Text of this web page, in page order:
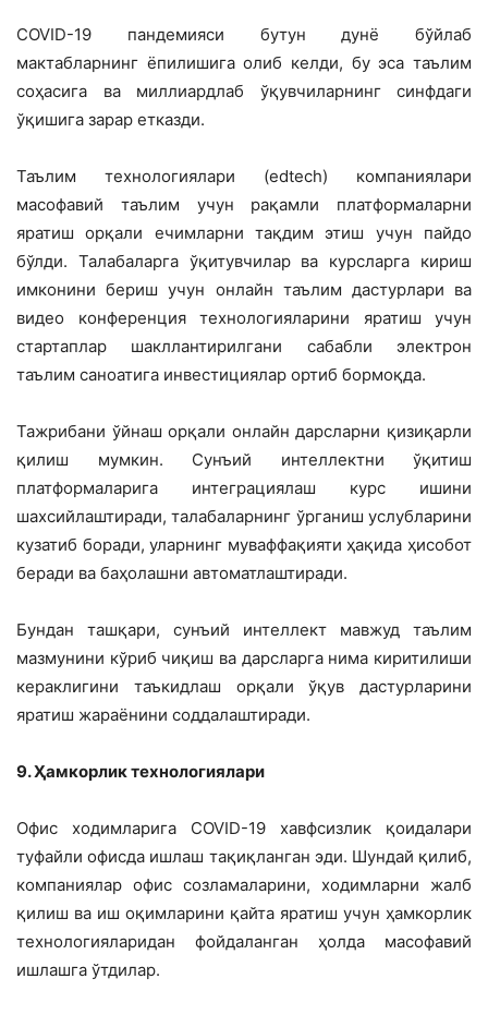
COVID-19 пандемияси бутун дунё бўйлаб
мактабларнинг ёпилишига олиб келди, бу эса таълим
соҳасига ва миллиардлаб ўқувчиларнинг синфдаги
ўқишига зарар етказди.
Таълим технологиялари (edtech) компаниялари
масофавий таълим учун рақамли платформаларни
яратиш орқали ечимларни тақдим этиш учун пайдо
бўлди. Талабаларга ўқитувчилар ва курсларга кириш
имконини бериш учун онлайн таълим дастурлари ва
видео конференция технологияларини яратиш учун
стартаплар шакллантирилгани сабабли электрон
таълим саноатига инвестициялар ортиб бормоқда.
Тажрибани ўйнаш орқали онлайн дарсларни қизиқарли
қилиш мумкин. Сунъий интеллектни ўқитиш
платформаларига интеграциялаш курс ишини
шахсийлаштиради, талабаларнинг ўрганиш услубларини
кузатиб боради, уларнинг муваффақияти ҳақида ҳисобот
беради ва баҳолашни автоматлаштиради.
Бундан ташқари, сунъий интеллект мавжуд таълим
мазмунини кўриб чиқиш ва дарсларга нима киритилиши
кераклигини таъкидлаш орқали ўқув дастурларини
яратиш жараёнини соддалаштиради.
9. Ҳамкорлик технологиялари
Офис ходимларига COVID-19 хавфсизлик қоидалари
туфайли офисда ишлаш тақиқланган эди. Шундай қилиб,
компаниялар офис созламаларини, ходимларни жалб
қилиш ва иш оқимларини қайта яратиш учун ҳамкорлик
технологияларидан фойдаланган ҳолда масофавий
ишлашга ўтдилар.